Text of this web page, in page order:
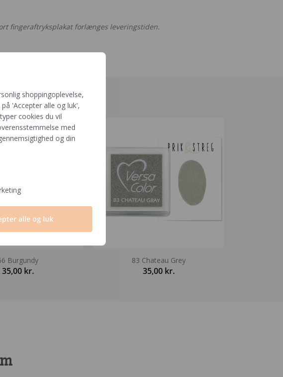
fingeraftryksplakat forlænges leveringstiden.
Burgundy
35,00 kr.
83 Chateau Grey
35,00 kr.
shoppingoplevelse,
'Accepter alle og luk',
cookies du vil
med
og din
alle og luk